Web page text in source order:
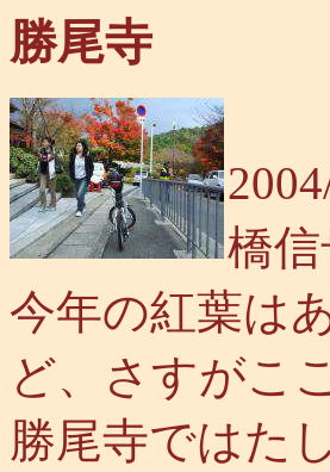
勝尾寺
橋
今年の紅葉は
ど、さすがこ
勝尾寺ではた